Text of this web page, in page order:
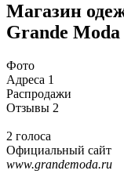
Магазин
Grande
Фото
Адреса 1
Распродажи
Отзывы 2
2 голоса
Официальный сайт
www.grandemoda.ru